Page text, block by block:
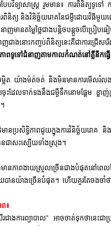
បវិទ្យាសាស្រ្ត រួមមាន៖ ការពិនិត្យទូទ
រពិនិត្យ និងវិនិច្ឆ័យរោគនៃជម្ងឺដោយវិធី
ញមានតម្លៃថ្លៃជាងបន្តិចបន្តួចបើប្
ងនោះកញ្ចប់ពិនិត្យនេះគឺជាការជ្រើសរើ
ពទូទៅជំនាញតាមកាលកំណត់នៅគ្លីនីកធ្វ
យ៉ាងម៉ត់ចត់ និងមិនមានការមើលរំលងជម្
លទាក់ទងនឹងជម្ងឺទឹកនោមផ្អែម ខ្លាញ់ក្
នប្រសិទ្ធិភាពជួយក្នុងការវិនិច្ឆ័យរោគ​
ានជាសះស្បើយទាំងស្រុង។
ានភាពងាយស្រួលច្រើនជាងបំផុតនៅពេ
ានយ៉ាងច្រើនបំផុត។ ហើយគួរតែចងចាំ
ព៖
សើរជាងការព្យាបាល” អាចចាត់ទុកថ